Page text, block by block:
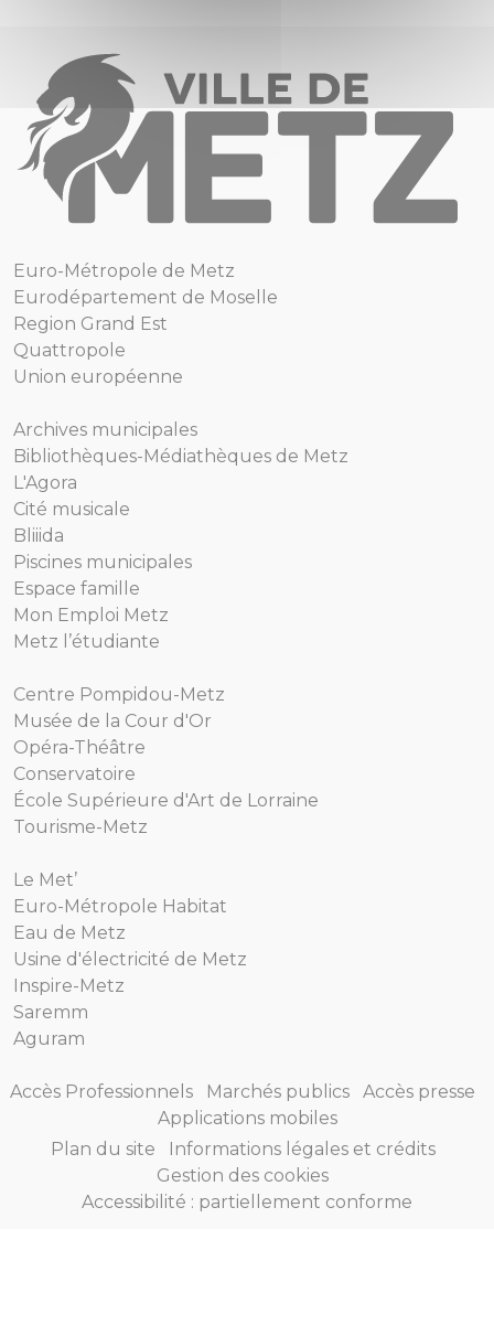
Euro-Métropole de Metz
Eurodépartement de Moselle
Region Grand Est
Quattropole
Union européenne
Archives municipales
Bibliothèques-Médiathèques de Metz
L'Agora
Cité musicale
Bliiida
Piscines municipales
Espace famille
Mon Emploi Metz
Metz l’étudiante
Centre Pompidou-Metz
Musée de la Cour d'Or
Opéra-Théâtre
Conservatoire
École Supérieure d'Art de Lorraine
Tourisme-Metz
Le Met’
Euro-Métropole Habitat
Eau de Metz
Usine d'électricité de Metz
Inspire-Metz
Saremm
Aguram
Accès Professionnels Marchés publics
Accès presse
Applications mobiles
Plan du site
Informations légales et crédits
Gestion des cookies
Accessibilité : partiellement conforme